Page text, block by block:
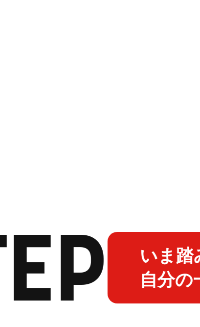
いま踏み
自分の一